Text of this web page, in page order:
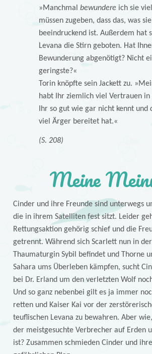
»Manchmal bewundere ich sie
müssen zugeben, dass das, was
beeindruckend ist. Außerdem hat
Levana die Stirn geboten. Hat
Bewunderung abgenötigt? Nicht
geringste?«
Torin knöpfte sein Jackett zu.
habt Ihr ziemlich viel Vertrauen in
Ihr so gut wie gar nicht kennt und
viel Ärger bereitet hat.«
(S. 208)
Meine
Cinder und ihre Freunde sind unterwegs
die in ihrem Satelliten fest sitzt. Leider
Rettungsaktion gehörig schief und die
getrennt. Während sich Scarlett nun in
Thaumaturgin Sybil befindet und Thorne
Sahara ums Überleben kämpfen, sucht
bei Dr. Erland um den verletzten Wolf
Und so ganz nebenbei gilt es ja immer
retten und Kaiser Kai vor der
teuflischen Levana zu bewahren. Aber
der meistgesuchte Verbrecher auf Erden
ist? Zusammen schmieden Cinder und